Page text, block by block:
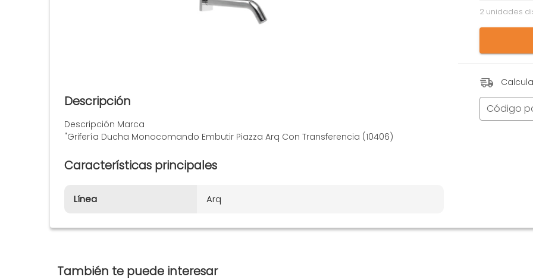
Descripción
Descripción Marca
"Grifería Ducha Monocomando Embutir Piazza Arq Con Transferencia (10406)
Características principales
Línea Arq
2 unidades
Código
También te puede interesar